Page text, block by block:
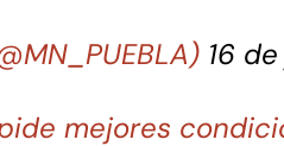
16
pide mejores